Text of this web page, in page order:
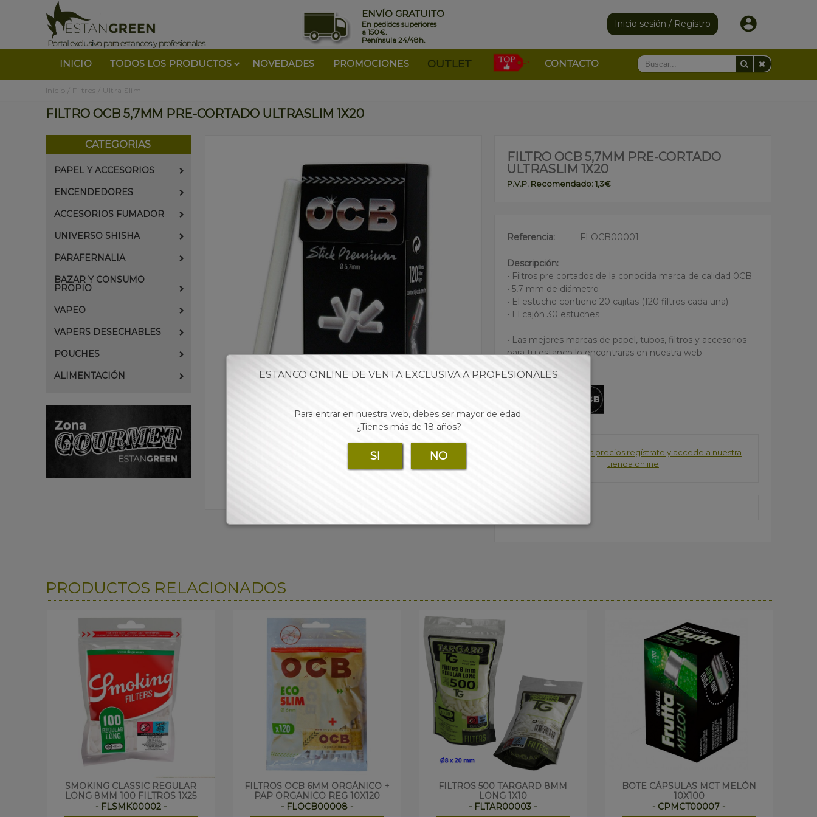
ENVÍO GRATUITO
En pedidos superiores
a 150€.
Península 24/48h.
Inicio sesión / Registro
INICIO TODOS LOS PRODUCTOS NOVEDADES PROMOCIONES OUTLET CONTACTO
Inicio Filtros Ultra Slim
FILTRO OCB 5,7MM PRE-CORTADO ULTRASLIM 1X20
CATEGORIAS
PAPEL Y ACCESORIOS
ENCENDEDORES
ACCESORIOS FUMADOR
UNIVERSO SHISHA
PARAFERNALIA
BAZAR Y CONSUMO
PROPIO
VAPEO
VAPERS DESECHABLES
POUCHES
ALIMENTACIÓN
FILTRO OCB 5,7MM PRE-CORTADO
ULTRASLIM 1X20
P.V.P. Recomendado: 1,3€
Referencia: FLOCB00001
Descripción:
• Filtros pre cortados de la conocida marca de calidad 0CB
• 5,7 mm de diámetro
• El estuche contiene 20 cajitas (120 filtros cada una)
• El cajón 30 estuches
• Las mejores marcas de papel, tubos, filtros y accesorios
para tu estanco lo encontraras en nuestra web
Marca:
Para consultar los precios regístrate y accede a nuestra
tienda online
PRODUCTOS RELACIONADOS
SMOKING CLASSIC REGULAR
LONG 8MM 100 FILTROS 1X25
- FLSMK00002 -
FILTROS OCB 6MM ORGÁNICO +
PAP ORGANICO REG 10X120
- FLOCB00008 -
FILTROS 500 TARGARD 8MM
LONG 1X10
- FLTAR00003 -
BOTE CÁPSULAS MCT MELÓN
10X100
- CPMCT00007 -
ESTANCO ONLINE DE VENTA EXCLUSIVA A PROFESIONALES
Para entrar en nuestra web, debes ser mayor de edad.
¿Tienes más de 18 años?
SI NO